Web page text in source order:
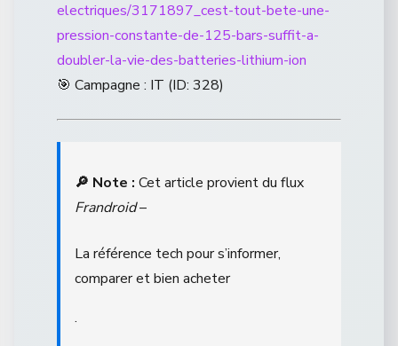
electriques/3171897_cest-tout-bete-une-
pression-constante-de-125-bars-suffit-a-
doubler-la-vie-des-batteries-lithium-ion
🎯 Campagne : IT (ID: 328)
🔎 Note : Cet article provient du flux
Frandroid–
La référence tech pour s’informer,
comparer et bien acheter
.